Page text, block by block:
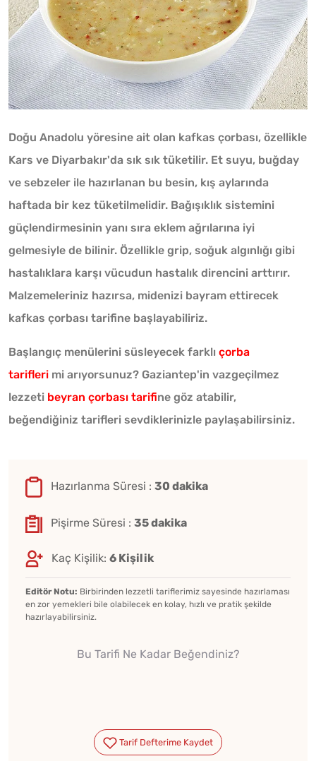
Doğu Anadolu yöresine ait olan kafkas çorbası, özellikle
Kars ve Diyarbakır'da sık sık tüketilir. Et suyu, buğday
ve sebzeler ile hazırlanan bu besin, kış aylarında
haftada bir kez tüketilmelidir. Bağışıklık sistemini
güçlendirmesinin yanı sıra eklem ağrılarına iyi
gelmesiyle de bilinir. Özellikle grip, soğuk algınlığı gibi
hastalıklara karşı vücudun hastalık direncini arttırır.
Malzemeleriniz hazırsa, midenizi bayram ettirecek
kafkas çorbası tarifine başlayabiliriz.
Başlangıç menülerini süsleyecek farklı çorba
tarifleri mi arıyorsunuz? Gaziantep'in vazgeçilmez
lezzeti beyran çorbası tarifine göz atabilir,
beğendiğiniz tarifleri sevdiklerinizle paylaşabilirsiniz.
Hazırlanma Süresi : 30 dakika
Pişirme Süresi : 35 dakika
Kaç Kişilik: 6 Kişilik
Editör Notu: Birbirinden lezzetli tariflerimiz sayesinde hazırlaması
en zor yemekleri bile olabilecek en kolay, hızlı ve pratik şekilde
hazırlayabilirsiniz.
Bu Tarifi Ne Kadar Beğendiniz?